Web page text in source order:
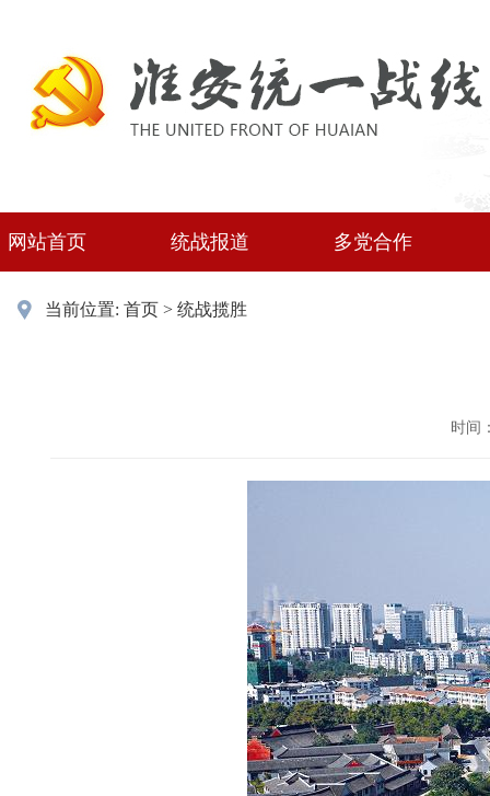
网站首页 统战报道 多党合作
当前位置: 首页 > 统战揽胜
时